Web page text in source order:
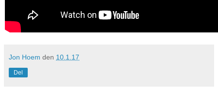
Jon Hoem den 10.1.17
Del